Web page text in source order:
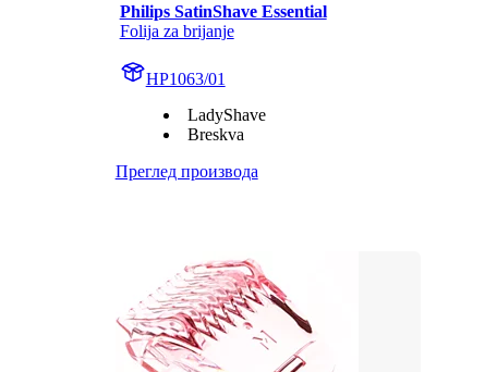
Philips SatinShave Essential
Folija za brijanje
HP1063/01
LadyShave
Breskva
Преглед производа